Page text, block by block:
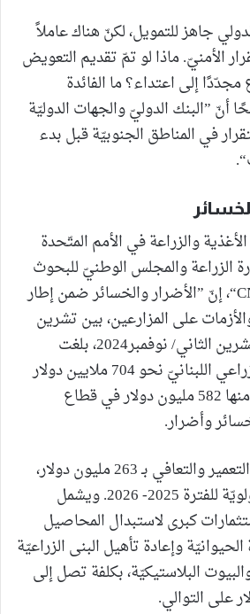
جاهز للتمويل، لكنّ هناك عاملاً
الأمنيّ. ماذا لو تمّ تقديم التعويض
إلى اعتداء؟ ما الفائدة
”البنك الدوليّ والجهات الدوليّة
في المناطق الجنوبيّة قبل بدء
والزراعة في الأمم المتّحدة
الزراعة والمجلس الوطنيّ للبحوث
العلميّة في لبنان ”CNRS“، إنّ ”الأضرار والخسائر ضمن إطار
على المزارعين، بين تشرين
الأوّل/ أكتوبر 2023 وتشرين الثاني/ نوفمبر2024، بلغت
الخسائر في القطاع الزراعي اللبنانيّ نحو 704 ملايين دولار
خلال الحرب الأخيرة، منها 582 مليون دولار في قطاع
وأضرار.
تُقدَّر احتياجات إعادة التعمير والتعافي بـ 263 مليون دولار،
منها 95 مليون دولار أولويّة للفترة 2025- 2026. ويشمل
كبرى لاستبدال المحاصيل
وإعادة تأهيل البنى الزراعيّة
البلاستيكيّة، بكلفة تصل إلى